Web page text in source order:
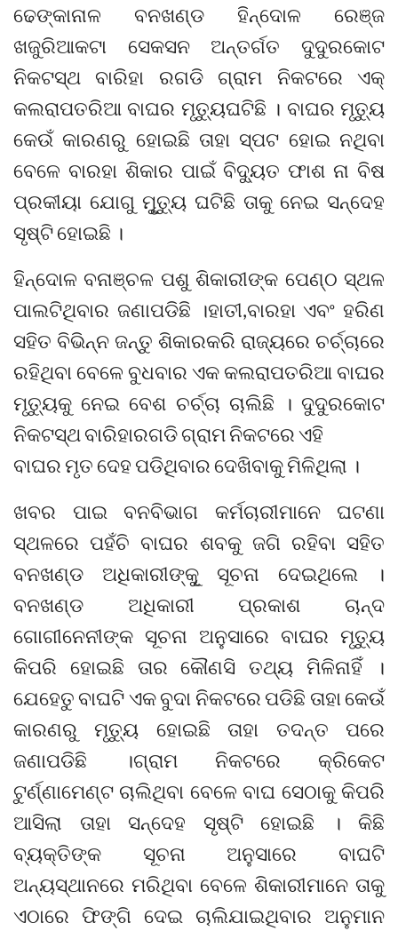
ଢେଙ୍କାନାଳ ବନଖଣ୍ଡ ହିନ୍ଦୋଳ ରେଞ୍ଜ
ଖଜୁରିଆକଟା ସେକସନ ଅନ୍ତର୍ଗତ ଦୁଦୁରକୋଟ
ନିକଟସ୍ଥ ବାରିହା ରଗଡି ଗ୍ରାମ ନିକଟରେ ଏକ୍
କଲରାପତରିଆ ବାଘର ମୃତ୍ୟୁଘଟିଛି । ବାଘର ମୃତ୍ୟୁ
କେଉଁ କାରଣରୁ ହୋଇଛି ତାହା ସ୍ପଟ ହୋଇ ନଥିବା
ବେଳେ ବାରହା ଶିକାର ପାଇଁ ବିଦ୍ୟୁତ ଫାଶ ନା ବିଷ
ପ୍ରକୀୟା ଯୋଗୁ ମୃୁତ୍ୟୁ ଘଟିଛି ତାକୁ ନେଇ ସନ୍ଦେହ
ସୃଷ୍ଟି ହୋଇଛି ।
ହିନ୍ଦୋଳ ବନାଞ୍ଚଳ ପଶୁ ଶିକାରୀଙ୍କ ପେଣ୍ଠ ସ୍ଥଳ
ପାଲଟିଥିବାର ଜଣାପଡିଛି ।ହାତୀ,ବାରହା ଏବଂ ହରିଣ
ସହିତ ବିଭିନ୍ନ ଜନ୍ତୁ ଶିକାରକରି ରାଜ୍ୟରେ ଚର୍ଚ୍ଚାରେ
ରହିଥିବା ବେଳେ ବୁଧବାର ଏକ କଲରାପତରିଆ ବାଘର
ମୃତ୍ୟୁକୁ ନେଇ ବେଶ ଚର୍ଚ୍ଚା ଚାଲିଛି । ଦୁଦୁରକୋଟ
ନିକଟସ୍ଥ ବାରିହାରଗଡି ଗ୍ରାମ ନିକଟରେ ଏହି
ବାଘର ମୃତ ଦେହ ପଡିଥିବାର ଦେଖିବାକୁ ମିଳିଥିଲା ।
ଖବର ପାଇ ବନବିଭାଗ କର୍ମଚାରୀମାନେ ଘଟଣା
ସ୍ଥଳରେ ପହଁଚି ବାଘର ଶବକୁ ଜଗି ରହିବା ସହିତ
ବନଖଣ୍ଡ ଅଧିକାରୀଙ୍କୁୂ ସୂଚନା ଦେଇଥିଲେ ।
ବନଖଣ୍ଡ ଅଧିକାରୀ ପ୍ରକାଶ ଚାନ୍ଦ
ଗୋଗୀନେନୀଙ୍କ ସୂଚନା ଅନୁସାରେ ବାଘର ମୃତ୍ୟୁ
କିପରି ହୋଇଛି ତାର କୌଣସି ତଥ୍ୟ ମିଳିନାହିଁ ।
ଯେହେତୁ ବାଘଟି ଏକ ବୁଦା ନିକଟରେ ପଡିଛି ତାହା କେଉଁ
କାରଣରୁ ମୃତ୍ୟୁ ହୋଇଛି ତାହା ତଦନ୍ତ ପରେ
ଜଣାପଡିଛି ।ଗ୍ରାମ ନିକଟରେ କ୍ରିକେଟ
ଟୁର୍ଣ୍ଣାମେଣ୍ଟ ଚାଲିଥିବା ବେଳେ ବାଘ ସେଠାକୁ କିପରି
ଆସିଲା ତାହା ସନ୍ଦେହ ସୃଷ୍ଟି ହୋଇଛି । କିଛି
ବ୍ୟକ୍ତିଙ୍କ ସୂଚନା ଅନୁସାରେ ବାଘଟି
ଅନ୍ୟସ୍ଥାନରେ ମରିଥିବା ବେଳେ ଶିକାରୀମାନେ ତାକୁ
ଏଠାରେ ଫିଙ୍ଗି ଦେଇ ଚାଲିଯାଇଥିବାର ଅନୁମାନ